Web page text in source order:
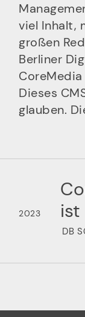
viel Inhalt,
großen
Berliner
Dieses
glauben.
2023
ist
DB